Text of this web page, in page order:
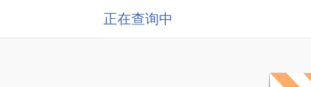
正在查询中